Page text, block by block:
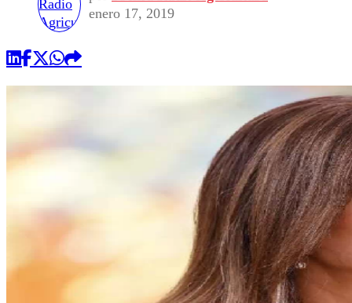
Torneo Nacional
Universidad Católica
Nacional
Política
Comercial
enero 17, 2019